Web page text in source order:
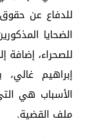
للدفاع عن حقوق
الضحايا
للصحراء،
إبراهيم
الأسباب هي
ملف القضية.